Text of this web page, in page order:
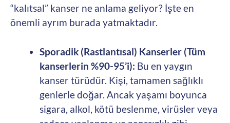
“kalıtsal” kanser ne anlama geliyor? İşte en
önemli ayrım burada yatmaktadır.
Sporadik (Rastlantısal) Kanserler (Tüm
kanserlerin %90-95’i): Bu en yaygın
kanser türüdür. Kişi, tamamen sağlıklı
genlerle doğar. Ancak yaşamı boyunca
sigara, alkol, kötü beslenme, virüsler veya